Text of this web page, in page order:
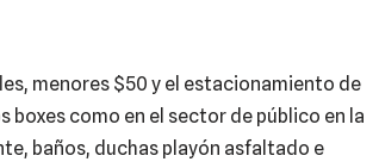
menores $50 y el estacionamiento de
como en el sector de público en la
baños, duchas playón asfaltado e